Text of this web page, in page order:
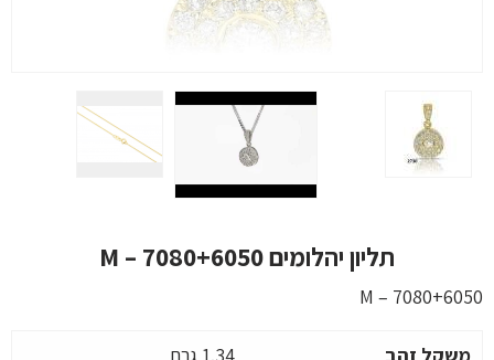
תליון יהלומים M – 7080+6050
M – 7080+6050